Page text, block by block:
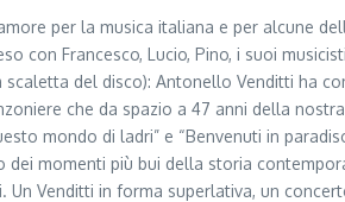
per la musica italiana e per alcune
con Francesco, Lucio, Pino, i suoi
del disco): Antonello Venditti ha
che da spazio a 47 anni della
mondo di ladri” e “Benvenuti in
momenti più bui della storia
Venditti in forma superlativa, un